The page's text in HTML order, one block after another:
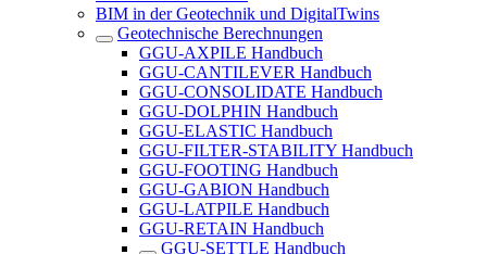
BIM in der Geotechnik und DigitalTwins
Geotechnische Berechnungen
GGU-AXPILE Handbuch
GGU-CANTILEVER Handbuch
GGU-CONSOLIDATE Handbuch
GGU-DOLPHIN Handbuch
GGU-ELASTIC Handbuch
GGU-FILTER-STABILITY Handbuch
GGU-FOOTING Handbuch
GGU-GABION Handbuch
GGU-LATPILE Handbuch
GGU-RETAIN Handbuch
GGU-SETTLE Handbuch